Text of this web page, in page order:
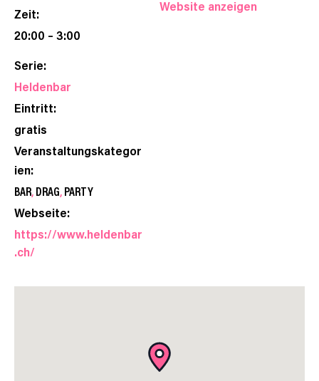
Zeit:
20:00 – 3:00
Serie:
Heldenbar
Eintritt:
gratis
Veranstaltungskategor
ien:
BAR,DRAG,PARTY
Webseite:
https://www.heldenbar
.ch/
Website anzeigen